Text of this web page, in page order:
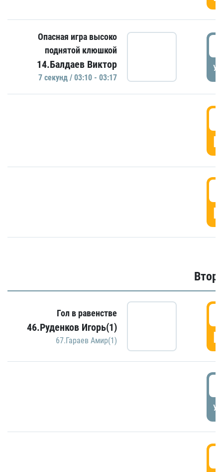
Опасная игра высоко
поднятой клюшкой
14.Балдаев Виктор
7 секунд / 03:10 - 03:17
Гол в равенстве
46.Руденков Игорь(1)
67.Гараев Амир(1)